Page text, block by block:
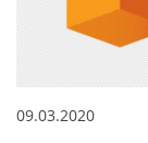
09.03.2020